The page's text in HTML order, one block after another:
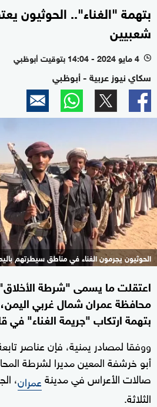
شعبيين
l 4 مايو 2024 - 14:04 بتوقيت أبوظبي
سكاي نيوز عربية - أبوظبي
الحوثيون يجرمون الغناء في مناطق سيطرتهم
اعتقلت ما يسمى "شرطة الأخلاق"
بتهمة ارتكاب "جريمة الغناء" في
ووفقا لمصادر يمنية، فإن عناصر
أبو خرشفة المعين مديرا لشرطة
صالات الأعراس في مدينةعمران،
الثلاثة.